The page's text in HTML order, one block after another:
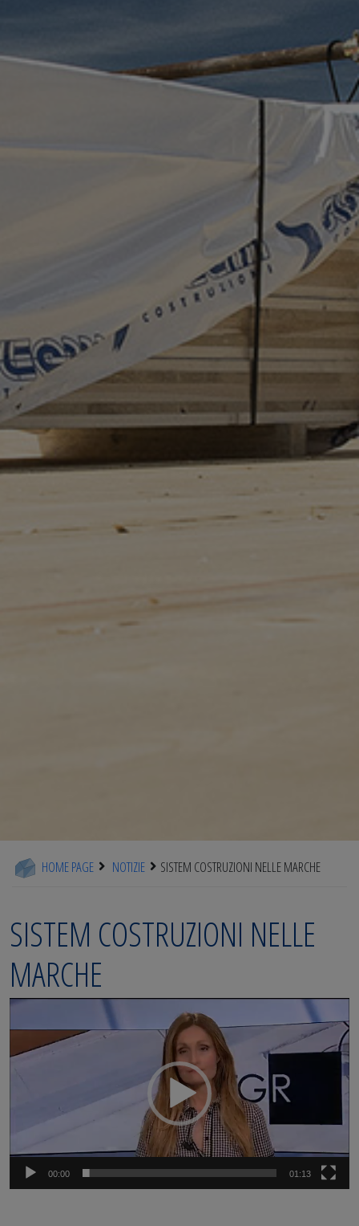
HOME PAGE NOTIZIE SISTEM COSTRUZIONI NELLE MARCHE
SISTEM COSTRUZIONI NELLE
MARCHE
Video
00:00 01:13